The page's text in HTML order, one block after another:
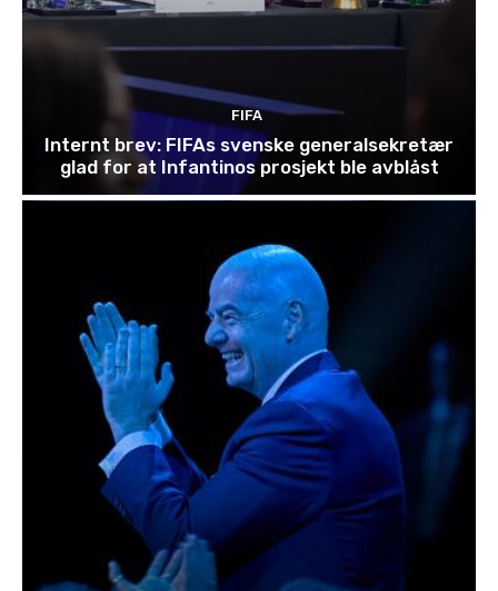
FIFA
Internt brev: FIFAs svenske generalsekretær
glad for at Infantinos prosjekt ble avblåst